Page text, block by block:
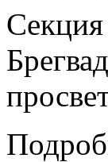
Секция